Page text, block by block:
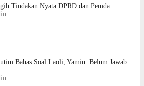
Tindakan Nyata DPRD dan Pemda
Bahas Soal Laoli, Yamin: Belum Jawab